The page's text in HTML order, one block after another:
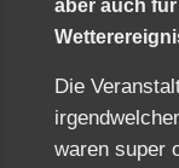
aber auch
Die
waren super